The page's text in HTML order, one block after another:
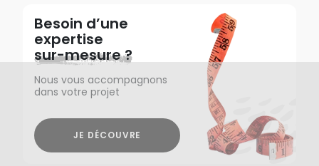
Besoin d’une
expertise
sur-mesure ?
Nous vous accompagnons
dans votre projet
JE DÉCOUVRE